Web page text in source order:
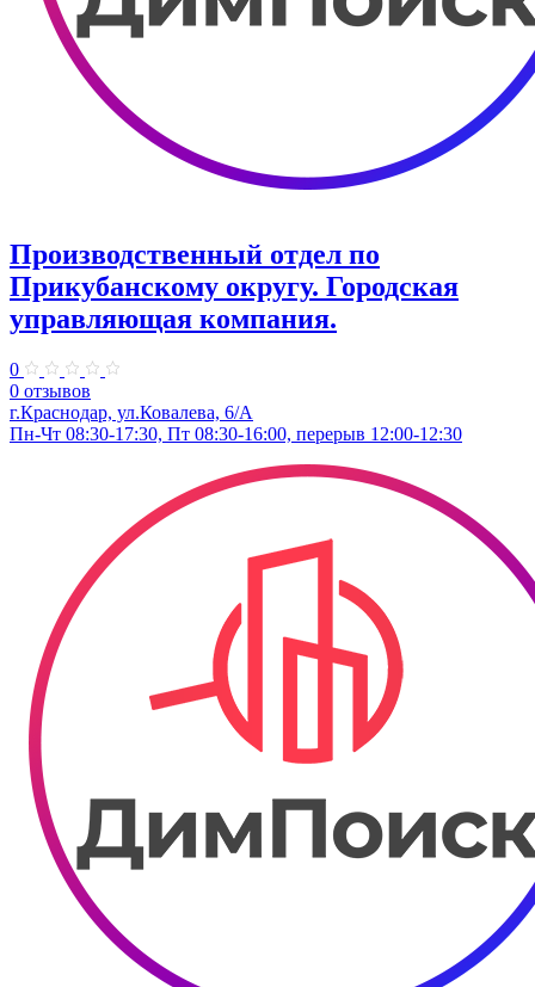
Производственный отдел по
Прикубанскому округу. Городская
управляющая компания.
0
0 отзывов
г.Краснодар, ул.Ковалева, 6/А
Пн-Чт 08:30-17:30, Пт 08:30-16:00, перерыв 12:00-12:30